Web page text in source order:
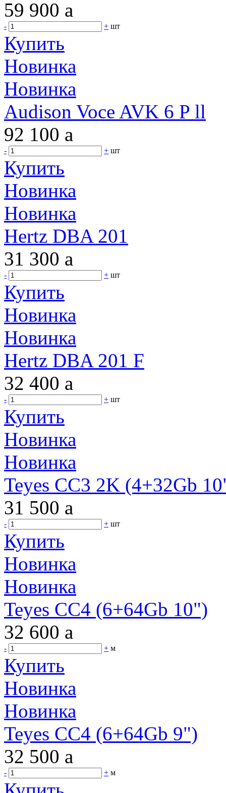
59 900 a
- + шт
Купить
Новинка
Новинка
Audison Voce AVK 6 P ll
92 100 a
- + шт
Купить
Новинка
Новинка
Hertz DBA 201
31 300 a
- + шт
Купить
Новинка
Новинка
Hertz DBA 201 F
32 400 a
- + шт
Купить
Новинка
Новинка
Teyes CC3 2K (4+32Gb
31 500 a
- + шт
Купить
Новинка
Новинка
Teyes CC4 (6+64Gb 10")
32 600 a
- + м
Купить
Новинка
Новинка
Teyes CC4 (6+64Gb 9")
32 500 a
- + м